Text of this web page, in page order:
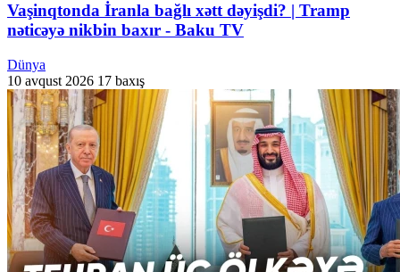
Vaşinqtonda İranla bağlı xətt dəyişdi? | Tramp
nəticəyə nikbin baxır - Baku TV
Dünya
10 avqust 2026 17 baxış